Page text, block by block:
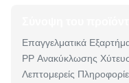
Επαγγελματικά
PP Ανακύκλωσης
Λεπτομερείς